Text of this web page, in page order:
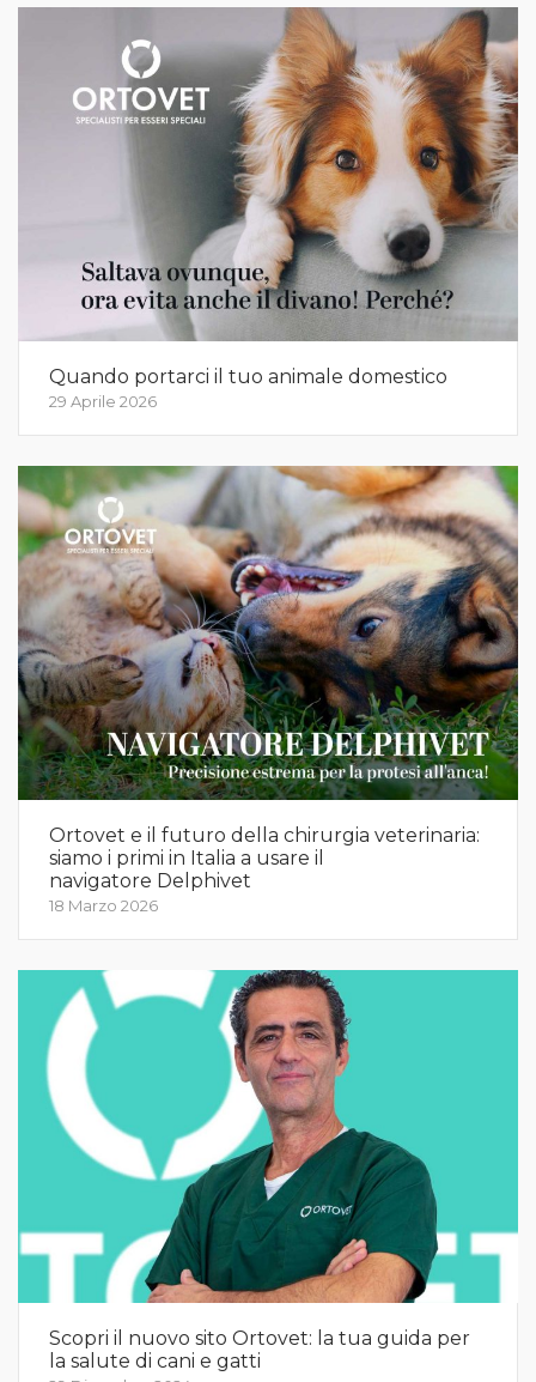
Quando portarci il tuo animale domestico
29 Aprile 2026
Ortovet e il futuro della chirurgia veterinaria:
siamo i primi in Italia a usare il
navigatore Delphivet
18 Marzo 2026
Scopri il nuovo sito Ortovet: la tua guida per
la salute di cani e gatti